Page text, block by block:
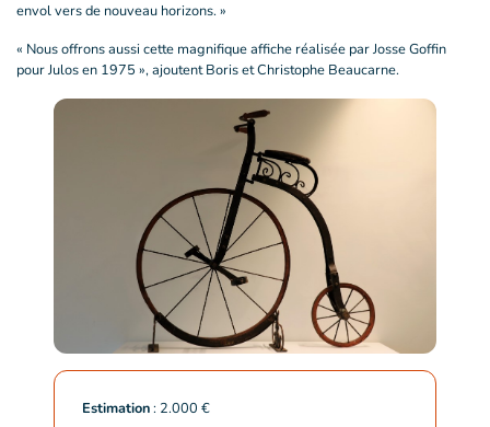
envol vers de nouveau horizons. »
« Nous offrons aussi cette magnifique affiche réalisée par Josse Goffin
pour Julos en 1975 », ajoutent Boris et Christophe Beaucarne.
Estimation: 2.000 €